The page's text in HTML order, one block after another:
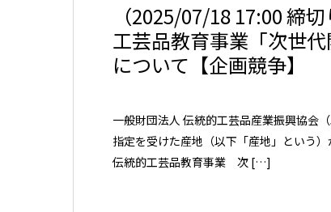
（2025/07/18 17:00 締
工芸品教育事業「次世
について【企画競争】
一般財団法人 伝統的工芸品産業振興協会
指定を受けた産地（以下「産地」という
伝統的工芸品教育事業 次 […]